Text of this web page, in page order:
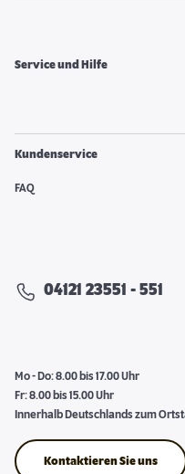
Service und Hilfe
Kundenservice
FAQ
04121 23551 - 551
Mo - Do: 8.00 bis 17.00 Uhr
Fr: 8.00 bis 15.00 Uhr
Innerhalb Deutschlands zum
Kontaktieren Sie uns